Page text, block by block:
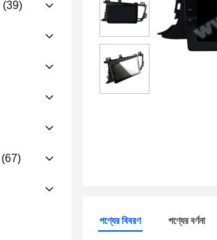
(39)
(67)
পণ্যের বিবরণ পণ্যের বর্ণনা